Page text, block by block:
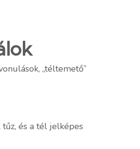
„téltemető”
és a tél jelképes